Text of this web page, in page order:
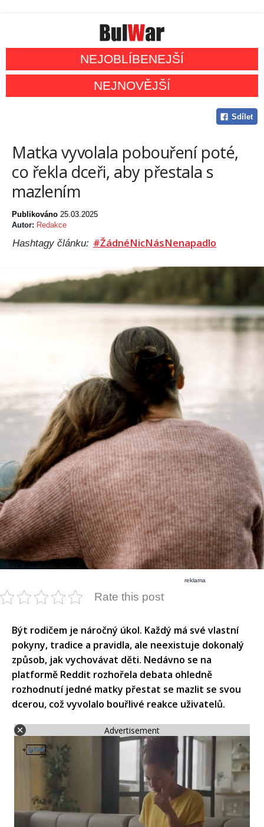
NEJOBLÍBENEJŠÍ
NEJNOVĚJŠÍ
Sdílet
Matka vyvolala pobouření poté,
co řekla dceři, aby přestala s
mazlením
Publikováno 25.03.2025
Autor: Redakce
Hashtagy článku: #ŽádnéNicNásNenapadlo
reklama
Rate this post
Být rodičem je náročný úkol. Každý má své vlastní
pokyny, tradice a pravidla, ale neexistuje dokonalý
způsob, jak vychovávat děti. Nedávno se na
platformě Reddit rozhořela debata ohledně
rozhodnutí jedné matky přestat se mazlit se svou
dcerou, což vyvolalo bouřlivé reakce uživatelů.
Advertisement